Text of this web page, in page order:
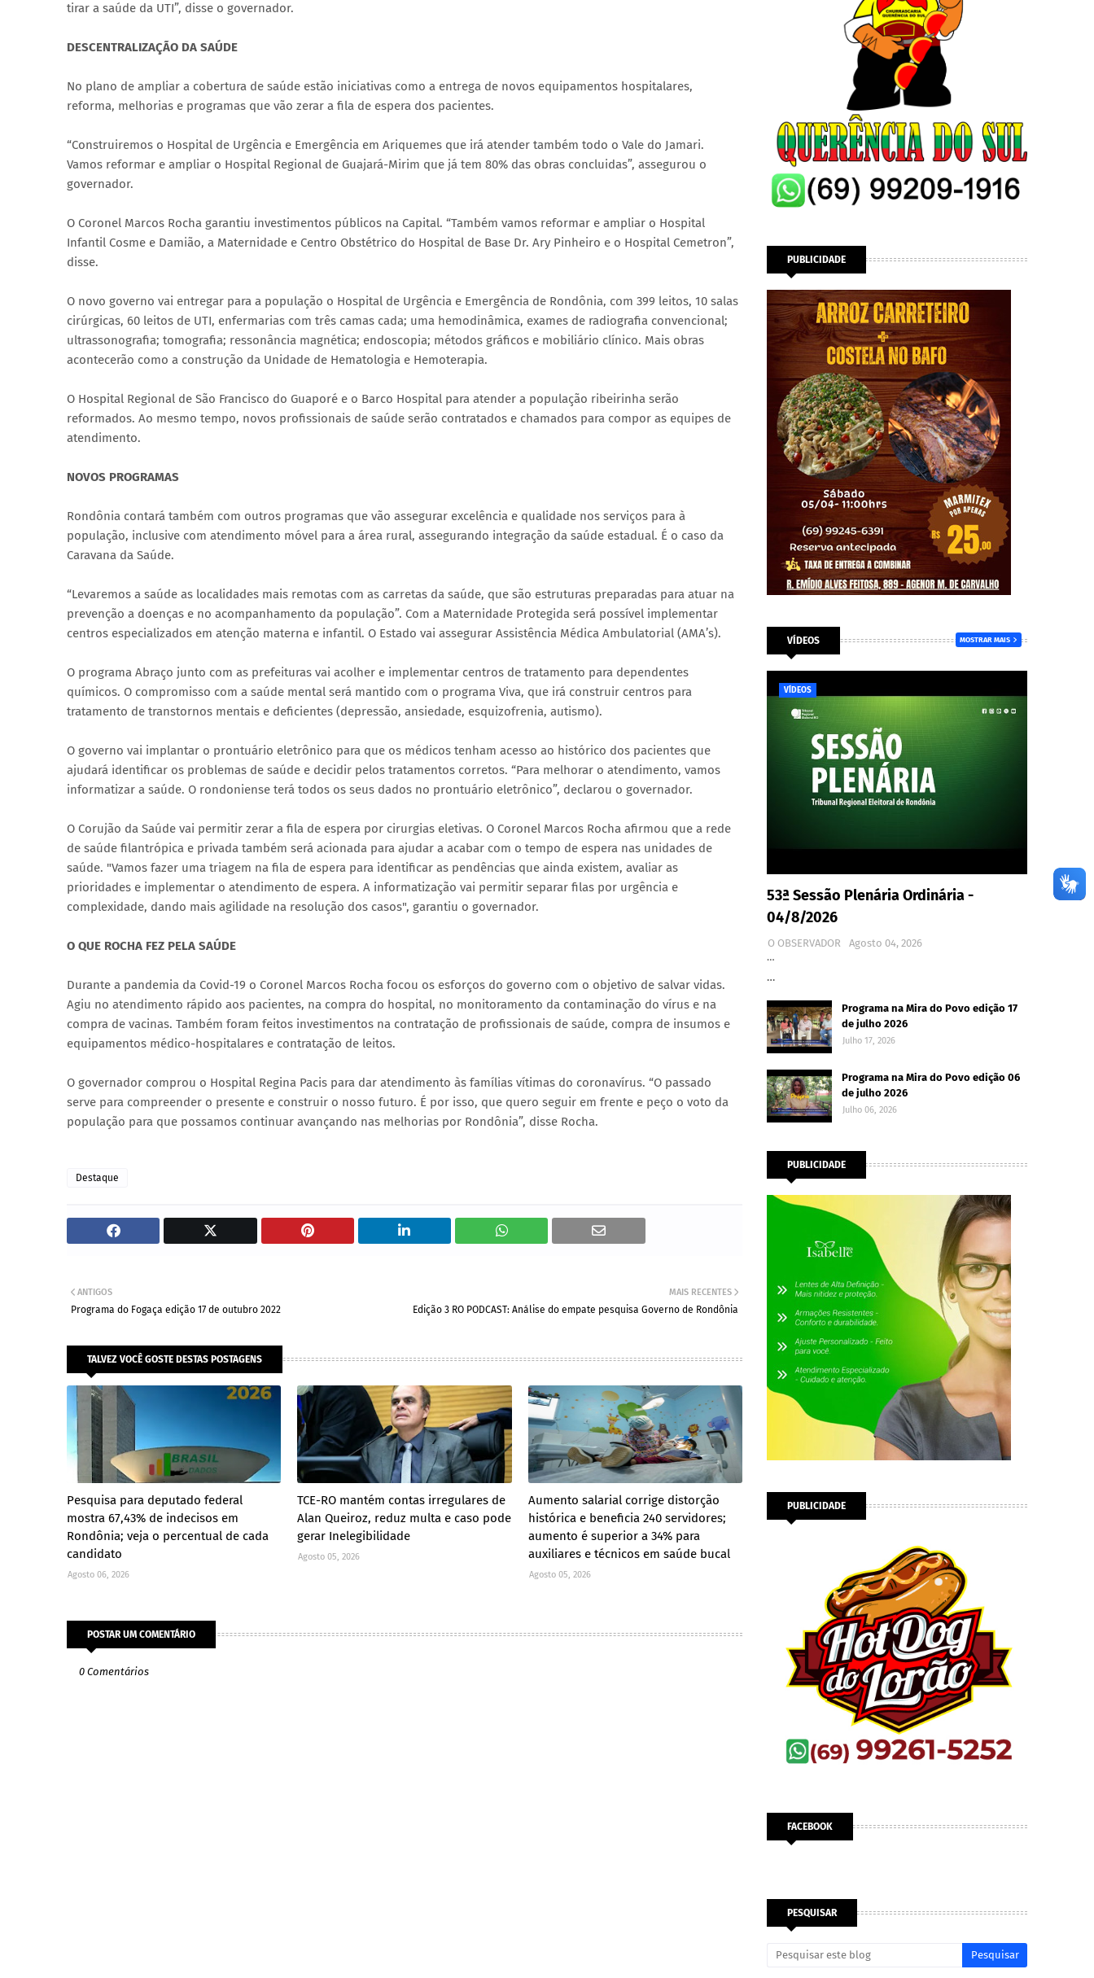
tirar a saúde da UTI”, disse o governador.
DESCENTRALIZAÇÃO DA SAÚDE
No plano de ampliar a cobertura de saúde estão iniciativas como a entrega de novos equipamentos hospitalares,
reforma, melhorias e programas que vão zerar a fila de espera dos pacientes.
“Construiremos o Hospital de Urgência e Emergência em Ariquemes que irá atender também todo o Vale do Jamari.
Vamos reformar e ampliar o Hospital Regional de Guajará-Mirim que já tem 80% das obras concluidas”, assegurou o
governador.
O Coronel Marcos Rocha garantiu investimentos públicos na Capital. “Também vamos reformar e ampliar o Hospital
Infantil Cosme e Damião, a Maternidade e Centro Obstétrico do Hospital de Base Dr. Ary Pinheiro e o Hospital Cemetron”,
disse.
O novo governo vai entregar para a população o Hospital de Urgência e Emergência de Rondônia, com 399 leitos, 10 salas
cirúrgicas, 60 leitos de UTI, enfermarias com três camas cada; uma hemodinâmica, exames de radiografia convencional;
ultrassonografia; tomografia; ressonância magnética; endoscopia; métodos gráficos e mobiliário clínico. Mais obras
acontecerão como a construção da Unidade de Hematologia e Hemoterapia.
O Hospital Regional de São Francisco do Guaporé e o Barco Hospital para atender a população ribeirinha serão
reformados. Ao mesmo tempo, novos profissionais de saúde serão contratados e chamados para compor as equipes de
atendimento.
NOVOS PROGRAMAS
Rondônia contará também com outros programas que vão assegurar excelência e qualidade nos serviços para à
população, inclusive com atendimento móvel para a área rural, assegurando integração da saúde estadual. É o caso da
Caravana da Saúde.
“Levaremos a saúde as localidades mais remotas com as carretas da saúde, que são estruturas preparadas para atuar na
prevenção a doenças e no acompanhamento da população”. Com a Maternidade Protegida será possível implementar
centros especializados em atenção materna e infantil. O Estado vai assegurar Assistência Médica Ambulatorial (AMA’s).
O programa Abraço junto com as prefeituras vai acolher e implementar centros de tratamento para dependentes
químicos. O compromisso com a saúde mental será mantido com o programa Viva, que irá construir centros para
tratamento de transtornos mentais e deficientes (depressão, ansiedade, esquizofrenia, autismo).
O governo vai implantar o prontuário eletrônico para que os médicos tenham acesso ao histórico dos pacientes que
ajudará identificar os problemas de saúde e decidir pelos tratamentos corretos. “Para melhorar o atendimento, vamos
informatizar a saúde. O rondoniense terá todos os seus dados no prontuário eletrônico”, declarou o governador.
O Corujão da Saúde vai permitir zerar a fila de espera por cirurgias eletivas. O Coronel Marcos Rocha afirmou que a rede
de saúde filantrópica e privada também será acionada para ajudar a acabar com o tempo de espera nas unidades de
saúde. "Vamos fazer uma triagem na fila de espera para identificar as pendências que ainda existem, avaliar as
prioridades e implementar o atendimento de espera. A informatização vai permitir separar filas por urgência e
complexidade, dando mais agilidade na resolução dos casos", garantiu o governador.
O QUE ROCHA FEZ PELA SAÚDE
Durante a pandemia da Covid-19 o Coronel Marcos Rocha focou os esforços do governo com o objetivo de salvar vidas.
Agiu no atendimento rápido aos pacientes, na compra do hospital, no monitoramento da contaminação do vírus e na
compra de vacinas. Também foram feitos investimentos na contratação de profissionais de saúde, compra de insumos e
equipamentos médico-hospitalares e contratação de leitos.
O governador comprou o Hospital Regina Pacis para dar atendimento às famílias vítimas do coronavírus. “O passado
serve para compreender o presente e construir o nosso futuro. É por isso, que quero seguir em frente e peço o voto da
população para que possamos continuar avançando nas melhorias por Rondônia”, disse Rocha.
Destaque
MAIS RECENTES
Edição 3 RO PODCAST: Análise do empate pesquisa Governo de Rondônia
ANTIGOS
Programa do Fogaça edição 17 de outubro 2022
TALVEZ VOCÊ GOSTE DESTAS POSTAGENS
Pesquisa para deputado federal
mostra 67,43% de indecisos em
Rondônia; veja o percentual de cada
candidato
Agosto 06, 2026
TCE-RO mantém contas irregulares de
Alan Queiroz, reduz multa e caso pode
gerar Inelegibilidade
Agosto 05, 2026
Aumento salarial corrige distorção
histórica e beneficia 240 servidores;
aumento é superior a 34% para
auxiliares e técnicos em saúde bucal
Agosto 05, 2026
POSTAR UM COMENTÁRIO
0 Comentários
PUBLICIDADE
VÍDEOS MOSTRAR MAIS
VÍDEOS
53ª Sessão Plenária Ordinária -
04/8/2026
O OBSERVADOR
Agosto 04, 2026
…
…
Programa na Mira do Povo edição 17
de julho 2026
Julho 17, 2026
Programa na Mira do Povo edição 06
de julho 2026
Julho 06, 2026
PUBLICIDADE
PUBLICIDADE
FACEBOOK
PESQUISAR